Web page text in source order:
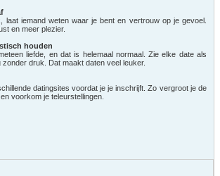
laat iemand weten waar je bent en vertrouw op je gevoel.
en meer plezier.
houden
liefde, en dat is helemaal normaal. Zie elke date als
druk. Dat maakt daten veel leuker.
datingsites voordat je je inschrijft. Zo vergroot je de
voorkom je teleurstellingen.